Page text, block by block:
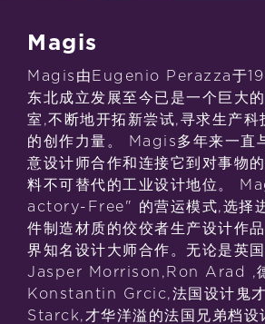
Magis
Magis由Eugenio Perazza于
东北成立发展至今已是一个巨大
室,不断地开拓新尝试,寻求生产科
的创作力量。 Magis多年来一直
意设计师合作和连接它到对事物
料不可替代的工业设计地位。
actory-Free" 的营运模式,选择
件制造材质的佼佼者生产设计作
界知名设计大师合作。无论是英
Jasper Morrison,Ron Arad ,
Konstantin Grcic,法国设计鬼
Starck,才华洋溢的法国兄弟档